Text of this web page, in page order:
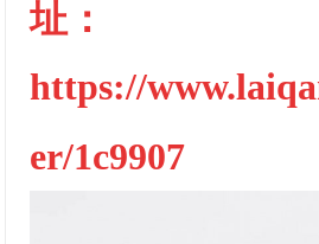
址：
https://
er/1c9907